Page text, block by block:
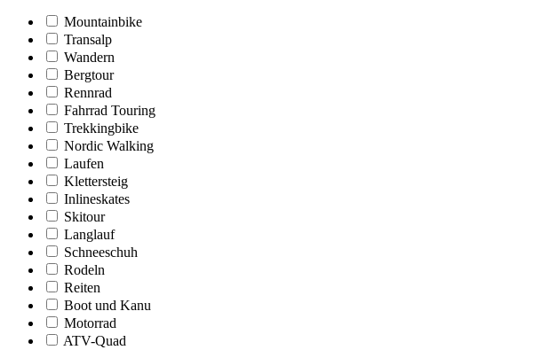
Mountainbike
Transalp
Wandern
Bergtour
Rennrad
Fahrrad Touring
Trekkingbike
Nordic Walking
Laufen
Klettersteig
Inlineskates
Skitour
Langlauf
Schneeschuh
Rodeln
Reiten
Boot und Kanu
Motorrad
ATV-Quad